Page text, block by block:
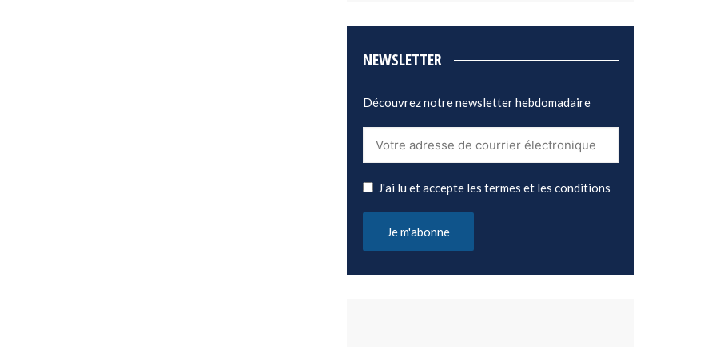
NEWSLETTER
Découvrez notre newsletter hebdomadaire
J'ai lu et accepte les termes et les conditions